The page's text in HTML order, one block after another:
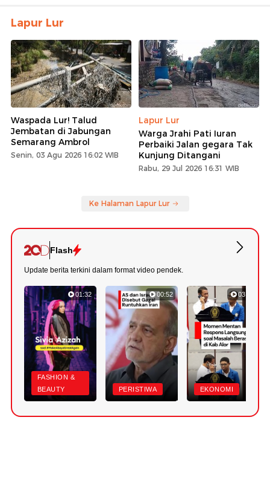
Lapur Lur
Waspada Lur! Talud
Jembatan di Jabungan
Semarang Ambrol
Senin, 03 Agu 2026 16:02 WIB
Lapur Lur
Warga Jrahi Pati Iuran
Perbaiki Jalan gegara Tak
Kunjung Ditangani
Rabu, 29 Jul 2026 16:31 WIB
Ke Halaman Lapur Lur
Flash
Update berita terkini dalam format video pendek.
01:32
FASHION &
BEAUTY
00:52
PERISTIWA
03:22
EKONOMI